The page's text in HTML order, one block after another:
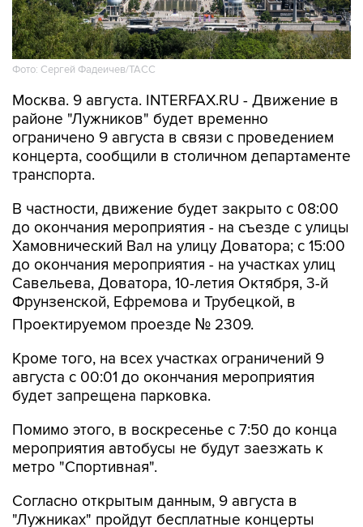
Фото: Сергей Фадеичев/ТАСС
Москва. 9 августа. INTERFAX.RU - Движение в
районе "Лужников" будет временно
ограничено 9 августа в связи с проведением
концерта, сообщили в столичном департаменте
транспорта.
В частности, движение будет закрыто с 08:00
до окончания мероприятия - на съезде с улицы
Хамовнический Вал на улицу Доватора; с 15:00
до окончания мероприятия - на участках улиц
Савельева, Доватора, 10-летия Октября, 3-й
Фрунзенской, Ефремова и Трубецкой, в
Проектируемом проезде № 2309.
Кроме того, на всех участках ограничений 9
августа с 00:01 до окончания мероприятия
будет запрещена парковка.
Помимо этого, в воскресенье с 7:50 до конца
мероприятия автобусы не будут заезжать к
метро "Спортивная".
Согласно открытым данным, 9 августа в
"Лужниках" пройдут бесплатные концерты